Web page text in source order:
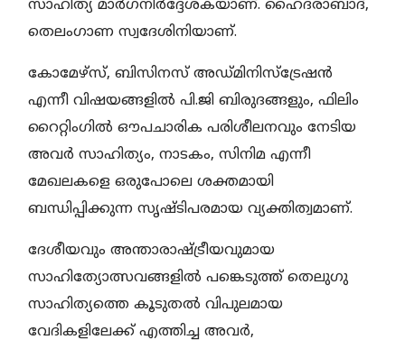
സാഹിത്യ മാർഗനിർദ്ദേശകയാണ്. ഹൈദരാബാദ്,
തെലംഗാണ സ്വദേശിനിയാണ്.
കോമേഴ്സ്, ബിസിനസ് അഡ്മിനിസ്ട്രേഷൻ
എന്നീ വിഷയങ്ങളിൽ പി.ജി ബിരുദങ്ങളും, ഫിലിം
റൈറ്റിംഗിൽ ഔപചാരിക പരിശീലനവും നേടിയ
അവർ സാഹിത്യം, നാടകം, സിനിമ എന്നീ
മേഖലകളെ ഒരുപോലെ ശക്തമായി
ബന്ധിപ്പിക്കുന്ന സൃഷ്ടിപരമായ വ്യക്തിത്വമാണ്.
ദേശീയവും അന്താരാഷ്ട്രീയവുമായ
സാഹിത്യോത്സവങ്ങളിൽ പങ്കെടുത്ത് തെലുഗു
സാഹിത്യത്തെ കൂടുതൽ വിപുലമായ
വേദികളിലേക്ക് എത്തിച്ച അവർ,